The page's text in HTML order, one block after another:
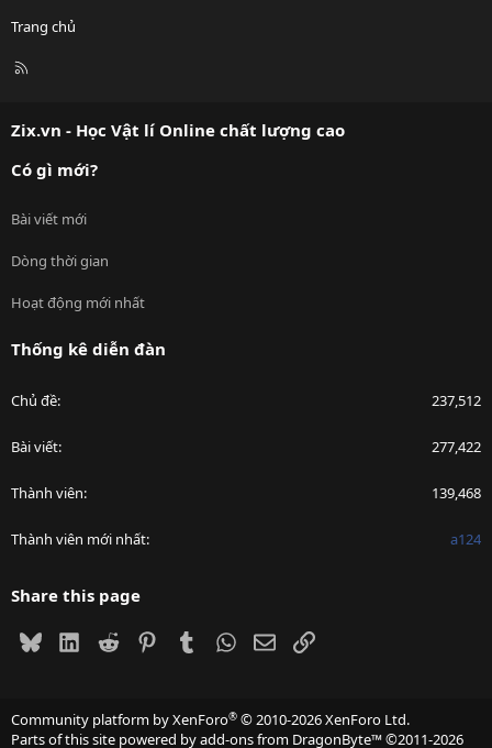
Trang chủ
R
Zix.vn - Học Vật lí Online chất lượng cao
Có gì mới?
Bài viết mới
Dòng thời gian
Hoạt động mới nhất
Thống kê diễn đàn
Chủ đề 237,512
Bài viết 277,422
Thành viên 139,468
Thành viên mới nhất a124
Share this page
BlueskyLinkedIn
Reddit PinterestTumblrWhatsApp
EmailLink
Community platform by XenForo® © 2010-2026 XenForo Ltd.
Parts of this site powered byadd-ons from DragonByte™©2011-2026